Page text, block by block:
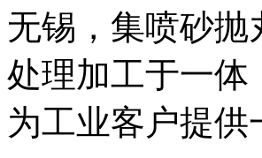
无锡，集喷砂
处理加工于一体
为工业客户提